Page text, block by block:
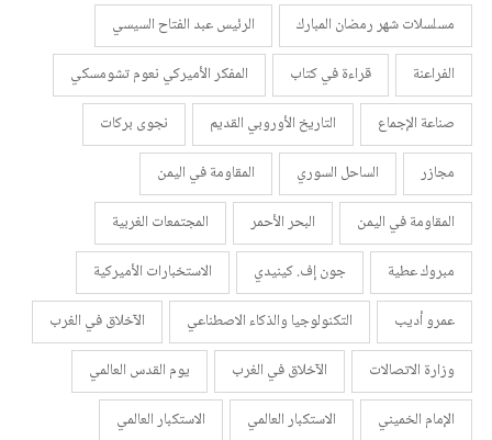
مسلسلات شهر رمضان المبارك
الرئيس عبد الفتاح السيسي
الفراعنة
قراءة في كتاب
المفكر الأميركي نعوم تشومسكي
صناعة الإجماع
التاريخ الأوروبي القديم
نجوى بركات
مجازر
الساحل السوري
المقاومة في اليمن
المقاومة في اليمن
البحر الأحمر
المجتمعات الغربية
مبروك عطية
جون إف. كينيدي
الاستخبارات الأميركية
عمرو أديب
التكنولوجيا والذكاء الاصطناعي
الآخلاق في الغرب
وزارة الاتصالات
الآخلاق في الغرب
يوم القدس العالمي
الإمام الخميني
الاستكبار العالمي
الاستكبار العالمي